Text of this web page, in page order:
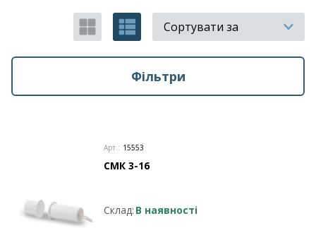
Фільтри
Сортувати за
Арт.: 15553
СМК 3-16
Склад: В наявності